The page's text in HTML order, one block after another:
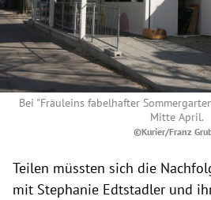
Bei "Fräuleins fabelhafter
Mitte April.
©Kurier/Franz
Teilen müssten sich die
mit Stephanie Edtstadler und